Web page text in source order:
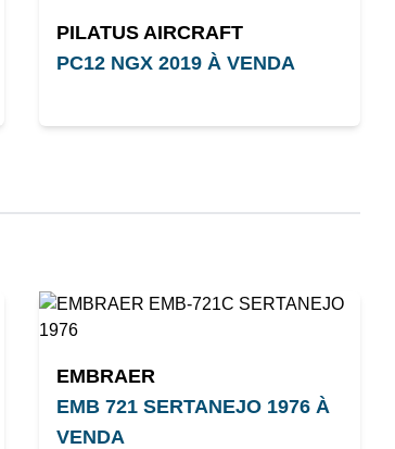
PILATUS AIRCRAFT
PC12 NGX 2019 À VENDA
EMBRAER
EMB 721 SERTANEJO 1976 À
VENDA